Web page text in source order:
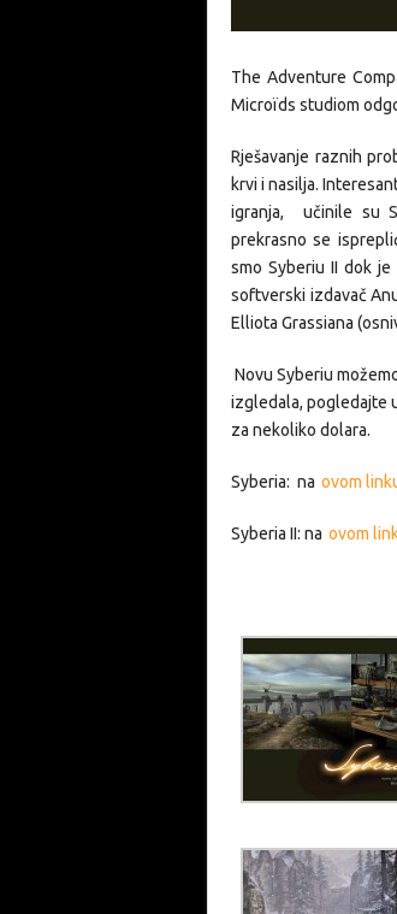
The Adventure
Microïds studiom
Rješavanje raznih
krvi i nasilja.
igranja, učinile su
prekrasno se
smo Syberiu II dok
softverski izdavač
Elliota Grassiana
Novu Syberiu
izgledala, pogledajte
za nekoliko dolara.
Syberia: na ovom
Syberia II: na ovom